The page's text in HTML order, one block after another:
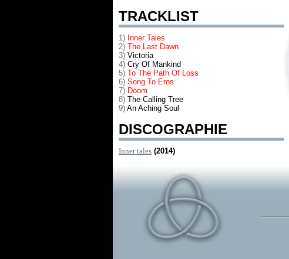
TRACKLIST
1) Inner Tales
2) The Last Dawn
3) Victoria
4) Cry Of Mankind
5) To The Path Of Loss
6) Song To Eros
7) Doom
8) The Calling Tree
9) An Aching Soul
DISCOGRAPHIE
Inner tales (2014)